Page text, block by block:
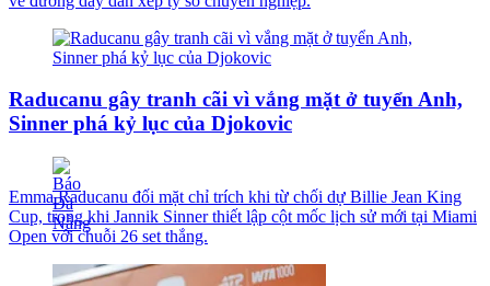
Raducanu gây tranh cãi vì vắng mặt ở tuyển Anh,
Sinner phá kỷ lục của Djokovic
Emma Raducanu đối mặt chỉ trích khi từ chối dự Billie Jean King
Cup, trong khi Jannik Sinner thiết lập cột mốc lịch sử mới tại Miami
Open với chuỗi 26 set thắng.